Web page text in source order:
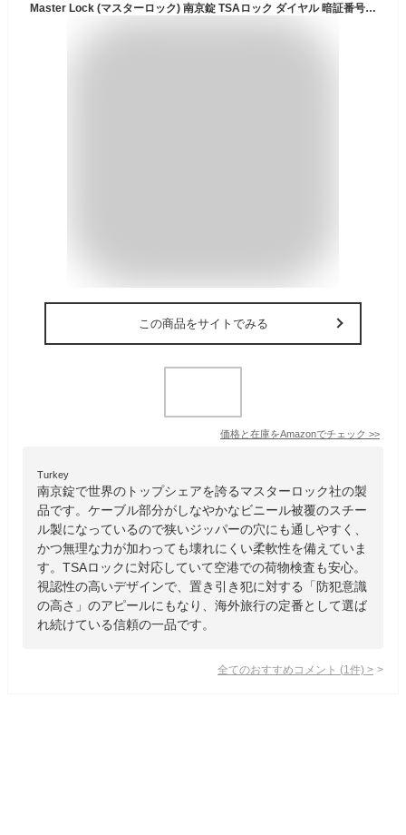
Master Lock (マスターロック) 南京錠 TSAロック ダイヤル 暗証番号設定 小型 本体幅30mm ケーブル長80mm スーツケース 旅行鞄 海外旅行用鍵 防犯 4688JADRED レッド
この商品をサイトでみる
価格と在庫をAmazonでチェック >>
Turkey
南京錠で世界のトップシェアを誇るマスターロック社の製
品です。ケーブル部分がしなやかなビニール被覆のスチー
ル製になっているので狭いジッパーの穴にも通しやすく、
かつ無理な力が加わっても壊れにくい柔軟性を備えていま
す。TSAロックに対応していて空港での荷物検査も安心。
視認性の高いデザインで、置き引き犯に対する「防犯意識
の高さ」のアピールにもなり、海外旅行の定番として選ば
れ続けている信頼の一品です。
全てのおすすめコメント (1 件) >